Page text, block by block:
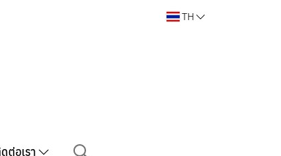
TH
ต่อเรา